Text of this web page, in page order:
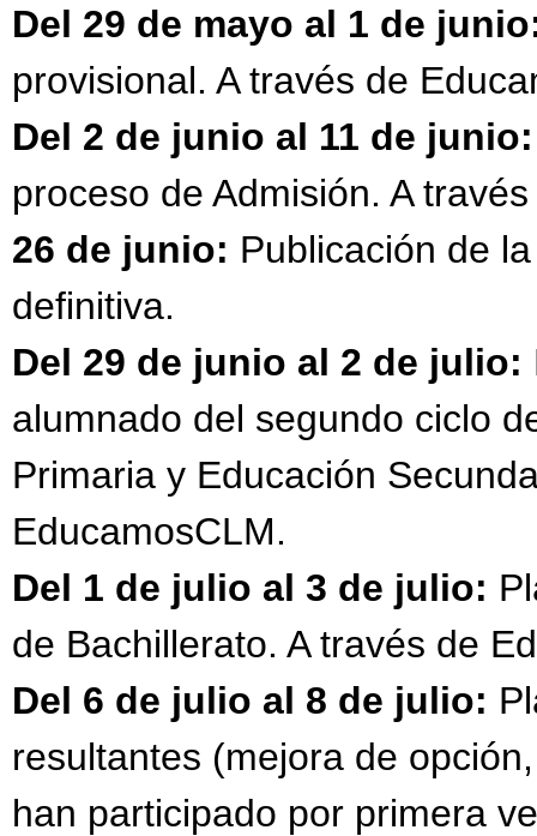
Del 29 de mayo al 1 de
provisional. A través de
Del 2 de junio al 11 de junio:
proceso de Admisión. A
26 de junio: Publicación de
definitiva.
Del 29 de junio al 2 de julio:
alumnado del segundo ciclo
Primaria y Educación
EducamosCLM.
Del 1 de julio al 3 de julio:
de Bachillerato. A través de
Del 6 de julio al 8 de julio:
resultantes (mejora de
han participado por primera